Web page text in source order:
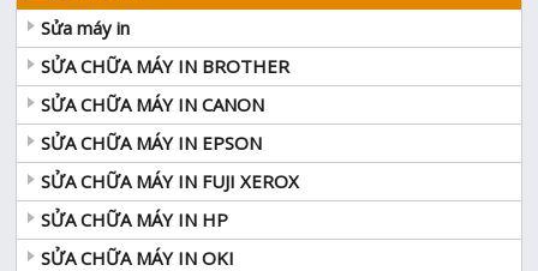
Sửa máy in
SỬA CHỮA MÁY IN BROTHER
SỬA CHỮA MÁY IN CANON
SỬA CHỮA MÁY IN EPSON
SỬA CHỮA MÁY IN FUJI XEROX
SỬA CHỮA MÁY IN HP
SỬA CHỮA MÁY IN OKI